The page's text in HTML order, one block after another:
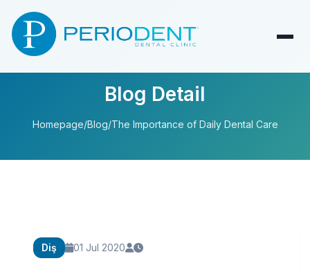
Blog Detail
Homepage/Blog/The Importance of Daily Dental Care
Diş 01 Jul 2020